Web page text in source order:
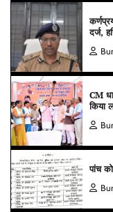
दर्ज,
CM
किया
पांच